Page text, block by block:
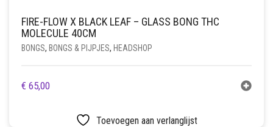
FIRE-FLOW X BLACK LEAF – GLASS BONG THC
MOLECULE 40CM
BONGS, BONGS & PIJPJES, HEADSHOP
€ 65,00
Toevoegen aan verlanglijst